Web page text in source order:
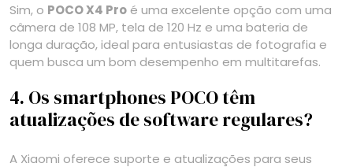
Sim, o POCO X4 Pro é uma excelente opção com uma
câmera de 108 MP, tela de 120 Hz e uma bateria de
longa duração, ideal para entusiastas de fotografia e
quem busca um bom desempenho em multitarefas.
4. Os smartphones POCO têm
atualizações de software regulares?
A Xiaomi oferece suporte e atualizações para seus